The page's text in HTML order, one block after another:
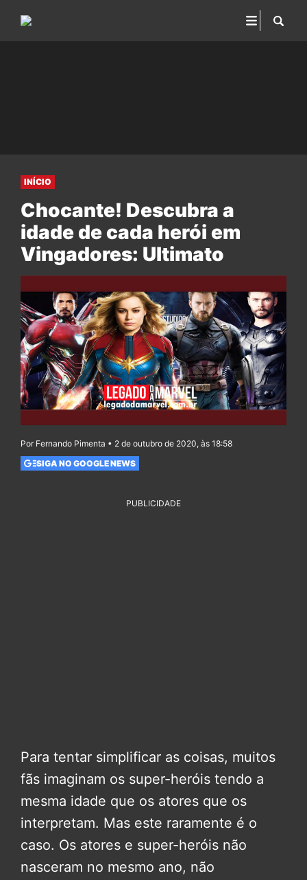
INÍCIO
Chocante! Descubra a
idade de cada herói em
Vingadores: Ultimato
Por Fernando Pimenta • 2 de outubro de 2020, às 18:58
SIGA NO GOOGLE NEWS
PUBLICIDADE
Para tentar simplificar as coisas, muitos
fãs imaginam os super-heróis tendo a
mesma idade que os atores que os
interpretam. Mas este raramente é o
caso. Os atores e super-heróis não
nasceram no mesmo ano, não